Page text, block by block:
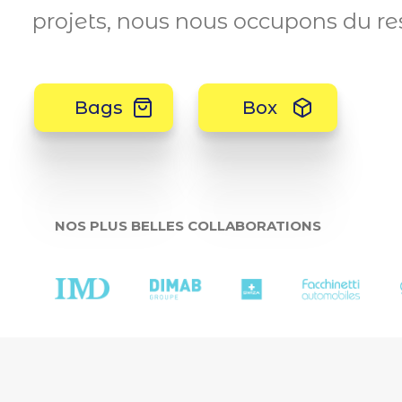
projets, nous nous occupons du
Bags Box
NOS PLUS BELLES COLLABORATIONS